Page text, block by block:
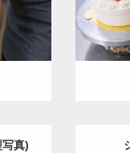
ダウ
真)